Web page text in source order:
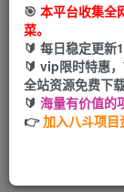
大家好，今天
爆炸，5分钟
🎯 本平台收集全
菜。
🔰 每日稳定更新
🔰 vip限时特惠
全站资源免费下载
🔰 海量有价值的
👉加入八斗项目